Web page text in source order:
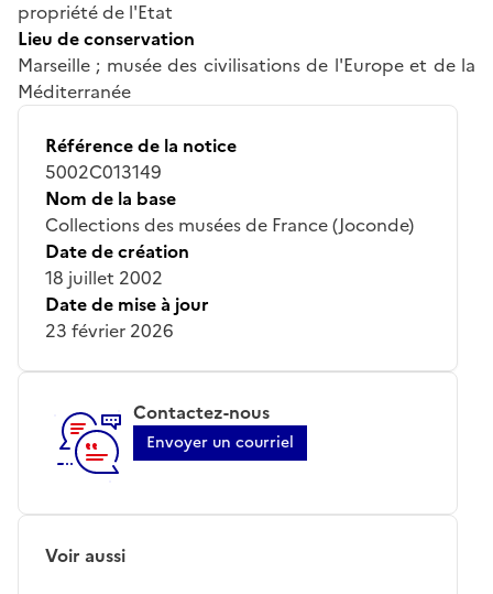
propriété de l'Etat
Lieu de conservation
Marseille ; musée des civilisations de l'Europe et de la
Méditerranée
Référence de la notice
5002C013149
Nom de la base
Collections des musées de France (Joconde)
Date de création
18 juillet 2002
Date de mise à jour
23 février 2026
Contactez-nous
Envoyer un courriel
Voir aussi